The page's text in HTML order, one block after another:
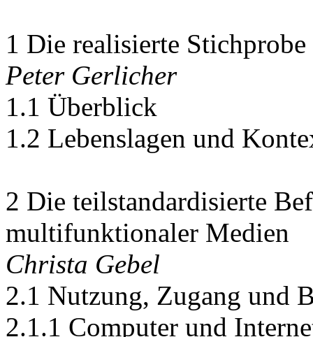
1 Die realisierte Stichprobe
Peter Gerlicher
1.1 Überblick
1.2 Lebenslagen und
2 Die teilstandardisierte
multifunktionaler Medien
Christa Gebel
2.1 Nutzung, Zugang und
2.1.1 Computer und